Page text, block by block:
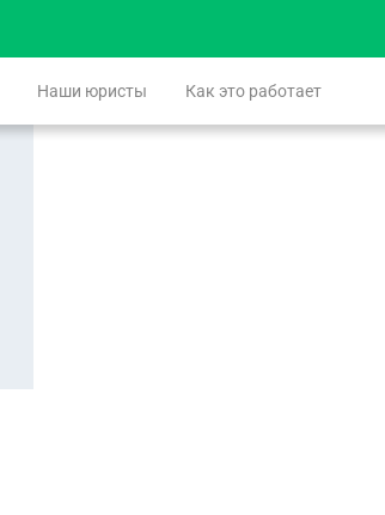
Наши юристы Как это работает